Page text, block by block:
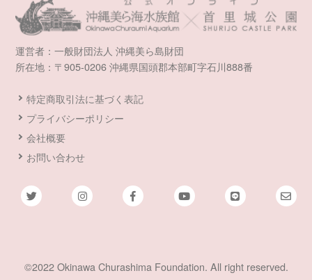
運営者：一般財団法人 沖縄美ら島財団
所在地：〒905-0206 沖縄県国頭郡本部町字石川888番
特定商取引法に基づく表記
プライバシーポリシー
会社概要
お問い合わせ
©2022 Okinawa Churashima Foundation. All right reserved.